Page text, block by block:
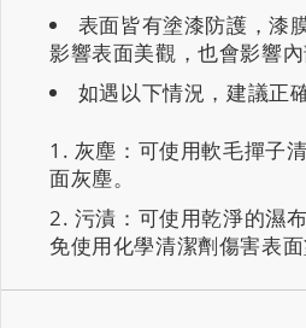
表面皆有塗漆防護，漆
影響表面美觀，也會影響內
如遇以下情況，建議正
灰塵：可使用軟毛撣子
面灰塵。
污漬：可使用乾淨的濕
免使用化學清潔劑傷害表面